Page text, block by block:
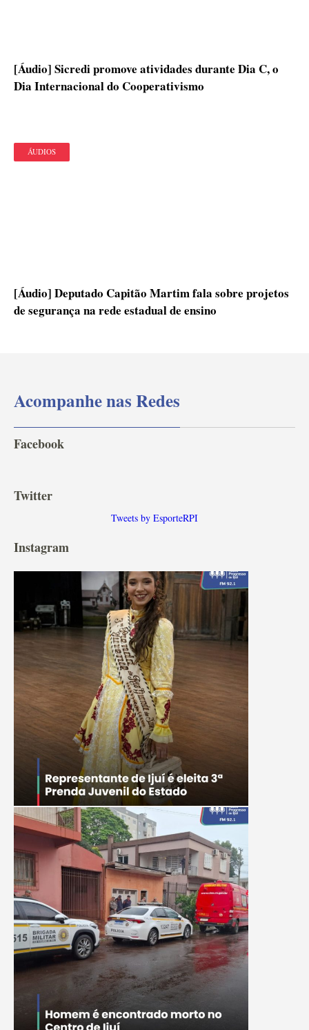
[Áudio] Sicredi promove atividades durante Dia C, o
Dia Internacional do Cooperativismo
ÁUDIOS
[Áudio] Deputado Capitão Martim fala sobre projetos
de segurança na rede estadual de ensino
Acompanhe nas Redes
Facebook
Twitter
Tweets by EsporteRPI
Instagram